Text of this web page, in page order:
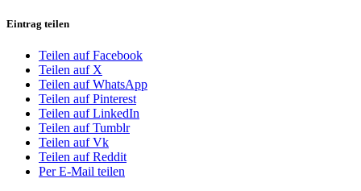
Eintrag teilen
Teilen auf Facebook
Teilen auf X
Teilen auf WhatsApp
Teilen auf Pinterest
Teilen auf LinkedIn
Teilen auf Tumblr
Teilen auf Vk
Teilen auf Reddit
Per E-Mail teilen